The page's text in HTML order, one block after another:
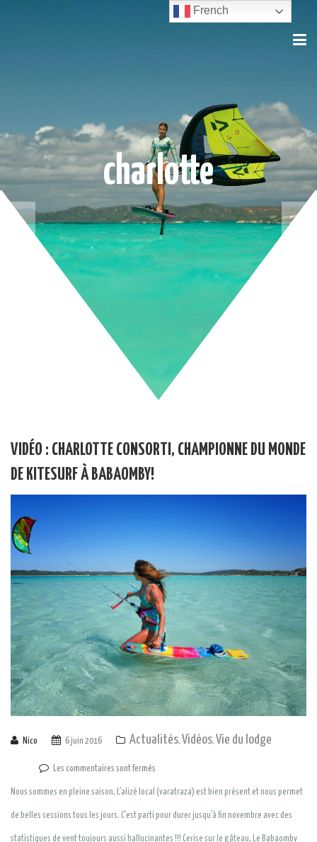
charlotte
VIDÉO : CHARLOTTE CONSORTI, CHAMPIONNE DU MONDE
DE KITESURF À BABAOMBY!
Nico 6 juin 2016 Actualités, Vidéos, Vie du lodge
Les commentaires sont fermés
Nous sommes en pleine saison, L’alizé local (varatraza) est bien présent et nous permet
de belles sessions tous les jours. C’est parti pour durer jusqu’à fin novembre avec des
statistiques de vent toujours aussi hallucinantes !!! Cerise sur le gâteau, Le Babaomby
French